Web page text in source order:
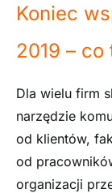
Koniec
2019 – co
Dla wielu firm
narzędzie
od klientów,
od
organizacji